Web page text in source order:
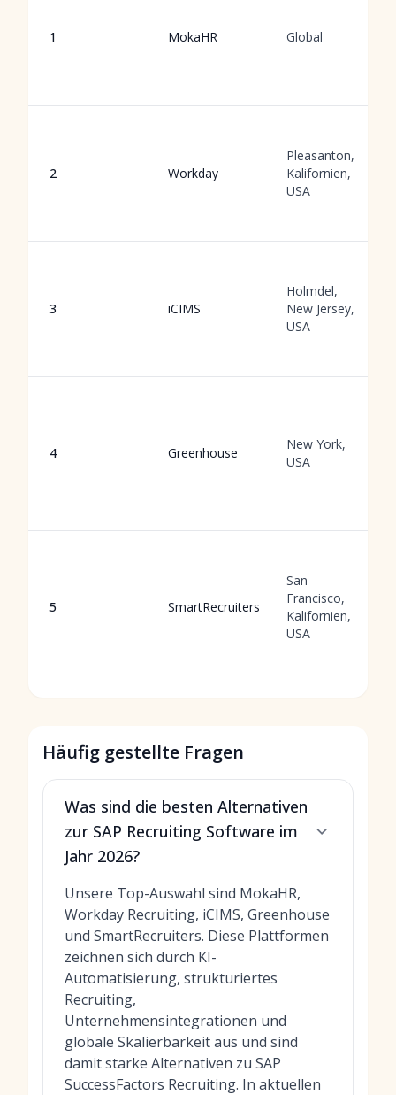
1 MokaHR Global
2 Workday
Pleasanton,
Kalifornien,
USA
3 iCIMS
Holmdel,
New Jersey,
USA
4 Greenhouse
New York,
USA
5 SmartRecruiters
San
Francisco,
Kalifornien,
USA
Häufig gestellte Fragen
Was sind die besten Alternativen
zur SAP Recruiting Software im
Jahr 2026?
Unsere Top-Auswahl sind MokaHR,
Workday Recruiting, iCIMS, Greenhouse
und SmartRecruiters. Diese Plattformen
zeichnen sich durch KI-
Automatisierung, strukturiertes
Recruiting,
Unternehmensintegrationen und
globale Skalierbarkeit aus und sind
damit starke Alternativen zu SAP
SuccessFactors Recruiting. In aktuellen